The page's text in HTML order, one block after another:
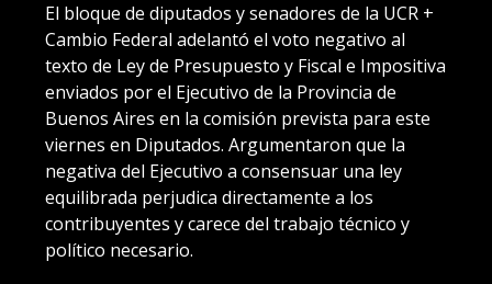
El bloque de diputados y senadores de la UCR +
Cambio Federal adelantó el voto negativo al
texto de Ley de Presupuesto y Fiscal e Impositiva
enviados por el Ejecutivo de la Provincia de
Buenos Aires en la comisión prevista para este
viernes en Diputados. Argumentaron que la
negativa del Ejecutivo a consensuar una ley
equilibrada perjudica directamente a los
contribuyentes y carece del trabajo técnico y
político necesario.